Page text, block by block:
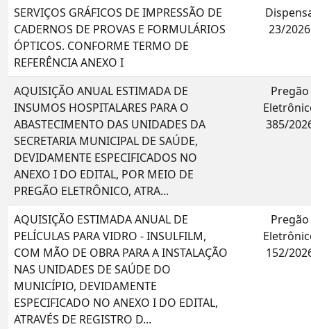
SERVIÇOS GRÁFICOS DE IMPRESSÃO DE
CADERNOS DE PROVAS E FORMULÁRIOS
ÓPTICOS. CONFORME TERMO DE
REFERÊNCIA ANEXO I
23/2026
AQUISIÇÃO ANUAL ESTIMADA DE
INSUMOS HOSPITALARES PARA O
ABASTECIMENTO DAS UNIDADES DA
SECRETARIA MUNICIPAL DE SAÚDE,
DEVIDAMENTE ESPECIFICADOS NO
ANEXO I DO EDITAL, POR MEIO DE
PREGÃO ELETRÔNICO, ATRA...
Pregão
385/
AQUISIÇÃO ESTIMADA ANUAL DE
PELÍCULAS PARA VIDRO - INSULFILM,
COM MÃO DE OBRA PARA A INSTALAÇÃO
NAS UNIDADES DE SAÚDE DO
MUNICÍPIO, DEVIDAMENTE
ESPECIFICADO NO ANEXO I DO EDITAL,
ATRAVÉS DE REGISTRO D...
Pregão
152/